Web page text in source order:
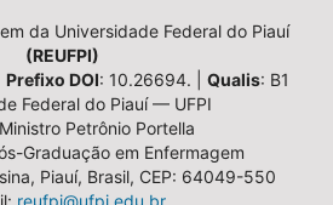
da Universidade Federal do Piauí
(REUFPI)
Prefixo DOI: 10.26694. | Qualis: B1
Federal do Piauí — UFPI
Petrônio Portella
Graduação em Enfermagem
Piauí, Brasil, CEP: 64049-550
reufpi@ufpi.edu.br